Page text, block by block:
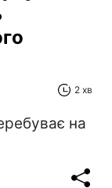
2 хв
на